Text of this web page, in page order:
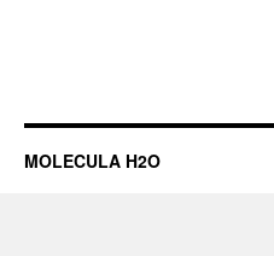
MOLECULA H2O